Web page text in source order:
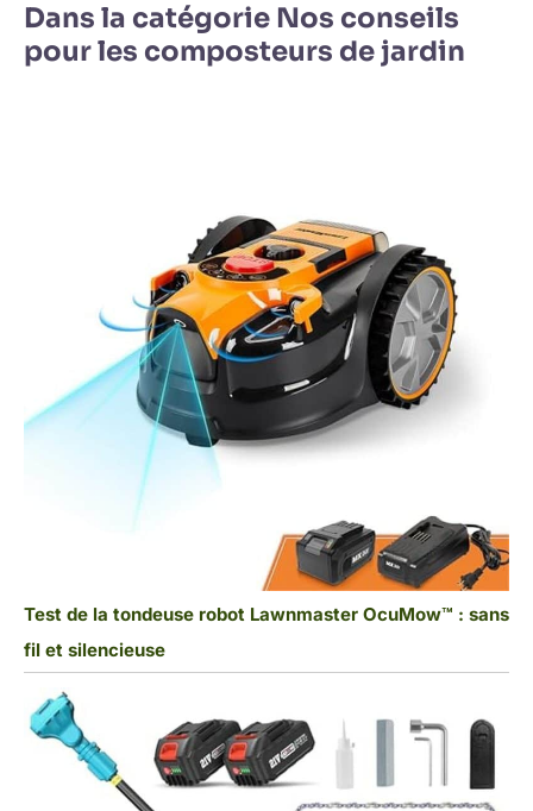
Dans la catégorie Nos conseils
pour les composteurs de jardin
Test de la tondeuse robot Lawnmaster OcuMow™ : sans
fil et silencieuse